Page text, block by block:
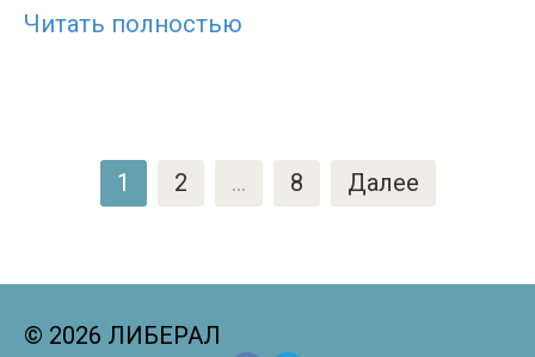
Читать полностью
Пагинация
записей
1 2 … 8 Далее
© 2026 ЛИБЕРАЛ